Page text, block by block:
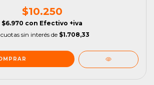
$10.250
$6.970 con Efectivo +iva
cuotas sin interés de $1.708,33